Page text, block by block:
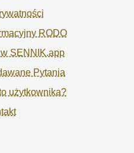
RODO
SENNIK.app
Pytania
użytkownika?